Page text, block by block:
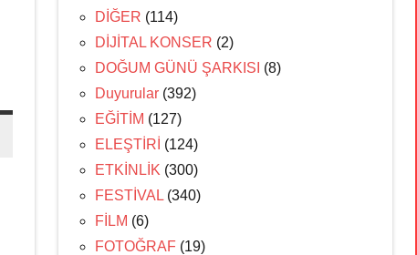
DİĞER (114)
DİJİTAL KONSER (2)
DOĞUM GÜNÜ ŞARKISI (8)
Duyurular (392)
EĞİTİM (127)
ELEŞTİRİ (124)
ETKİNLİK (300)
FESTİVAL (340)
FİLM (6)
FOTOĞRAF (19)